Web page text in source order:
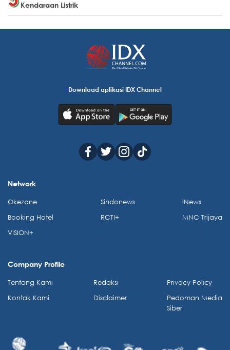
Kendaraan Listrik
Download aplikasi IDX Channel
Network
Okezone
Booking Hotel
VISION+
Sindonews
RCTI+
iNews
MNC Trijaya
Company Profile
Tentang Kami
Kontak Kami
Redaksi
Disclaimer
Privacy Policy
Pedoman Media
Siber